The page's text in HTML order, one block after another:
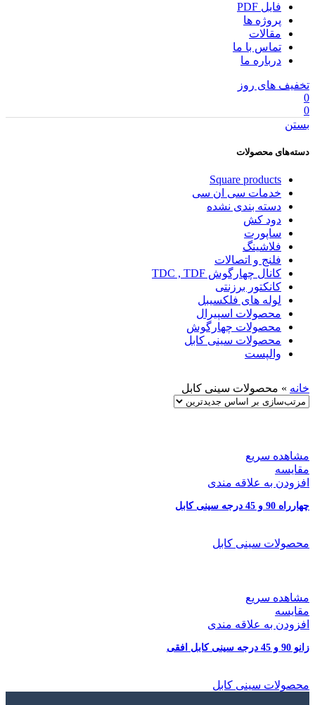
فایل PDF
پروژه ها
مقالات
تماس با ما
درباره ما
تخفیف های روز
0
0
بستن
دسته‌های محصولات
Square products
خدمات سی ان سی
دسته بندی نشده
دود کش
ساپورت
فلاشینگ
فلنج و اتصالات
کانال چهارگوش TDC , TDF
کانکتور برزنتی
لوله های فلکسیبل
محصولات اسپیرال
محصولات چهارگوش
محصولات سینی کابل
والپست
خانه » محصولات سینی کابل
مشاهده سریع
مقایسه
افزودن به علاقه مندی
چهارراه 90 و 45 درجه سینی کابل
محصولات سینی کابل
مشاهده سریع
مقایسه
افزودن به علاقه مندی
زانو 90 و 45 درجه سینی کابل افقی
محصولات سینی کابل